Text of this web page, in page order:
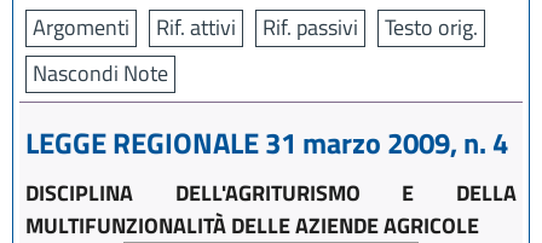
Argomenti Rif. attivi Rif. passivi
Testo orig.
Nascondi Note
LEGGE REGIONALE 31 marzo 2009, n. 4
DISCIPLINA DELL'AGRITURISMO E DELLA
MULTIFUNZIONALITÀ DELLE AZIENDE AGRICOLE